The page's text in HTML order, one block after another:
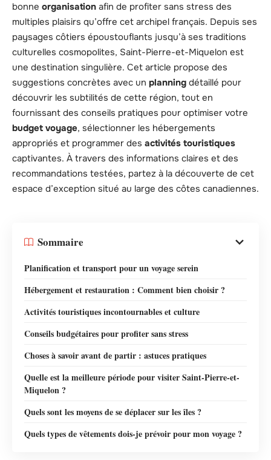
bonne organisation afin de profiter sans stress des
multiples plaisirs qu’offre cet archipel français. Depuis ses
paysages côtiers époustouflants jusqu’à ses traditions
culturelles cosmopolites, Saint-Pierre-et-Miquelon est
une destination singulière. Cet article propose des
suggestions concrètes avec un planning détaillé pour
découvrir les subtilités de cette région, tout en
fournissant des conseils pratiques pour optimiser votre
budget voyage, sélectionner les hébergements
appropriés et programmer des activités touristiques
captivantes. À travers des informations claires et des
recommandations testées, partez à la découverte de cet
espace d’exception situé au large des côtes canadiennes.
Sommaire
Planification et transport pour un voyage serein
Hébergement et restauration : Comment bien choisir ?
Activités touristiques incontournables et culture
Conseils budgétaires pour profiter sans stress
Choses à savoir avant de partir : astuces pratiques
Quelle est la meilleure période pour visiter Saint-Pierre-et-
Miquelon ?
Quels sont les moyens de se déplacer sur les îles ?
Quels types de vêtements dois-je prévoir pour mon voyage ?